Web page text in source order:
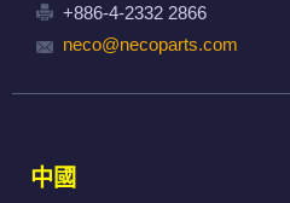
+886-4-2332 2866
neco@necoparts.com
中國